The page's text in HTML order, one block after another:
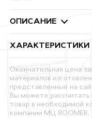
ОПИСАНИЕ
ХАРАКТЕРИСТИКИ
Окончательная цена
материалов
представленные на
Вы можете рассчитать
товар в необходимой
компании МЦ ROOMER.